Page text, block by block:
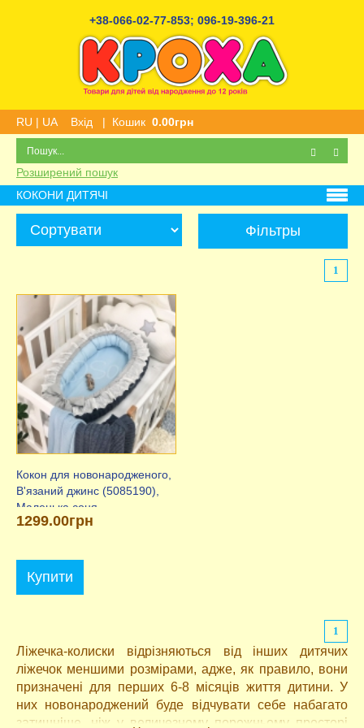
+38-066-02-77-853; 096-19-396-21
RU | UA Вхід | Кошик 0.00грн
Розширений пошук
КОКОНИ ДИТЯЧІ
Фільтры
1
Кокон для новонародженого,
В'язаний джинс (5085190),
Маленька соня
1299.00грн
Купити
1
Ліжечка-колиски відрізняються від інших дитячих
ліжечок меншими розмірами, адже, як правило, вони
призначені для перших 6-8 місяців життя дитини. У
них новонароджений буде відчувати себе набагато
затишніше, ніж у величезному порожньому просторі